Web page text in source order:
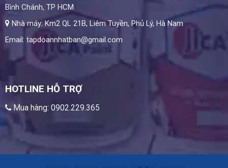
Bình Chánh, TP HCM
Nhà máy: Km2 QL 21B, Liêm Tuyền, Phủ Lý, Hà Nam
Email: tapdoannhatban@gmail.com
HOTLINE HỖ TRỢ
Mua hàng: 0902.229.365